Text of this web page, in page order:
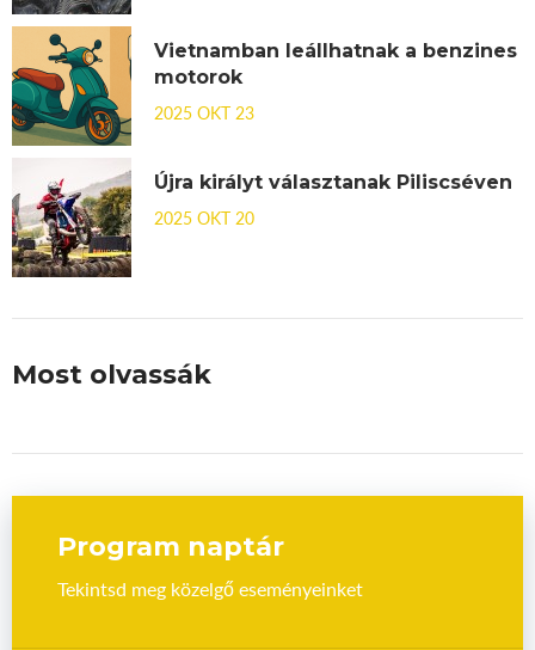
Vietnamban leállhatnak a benzines
motorok
2025 OKT 23
Újra királyt választanak Piliscséven
2025 OKT 20
Most olvassák
Program naptár
Tekintsd meg közelgő eseményeinket